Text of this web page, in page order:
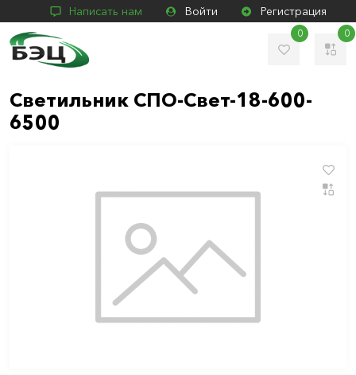
Написать нам Войти Регистрация
0 0
Светильник СПО-Свет-18-600-
6500